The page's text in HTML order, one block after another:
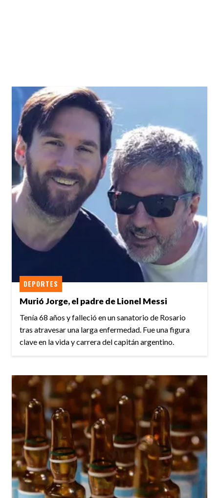
Murió Jorge, el padre de Lionel Messi
DEPORTES
Tenía 68 años y falleció en un sanatorio de Rosario
tras atravesar una larga enfermedad. Fue una figura
clave en la vida y carrera del capitán argentino.